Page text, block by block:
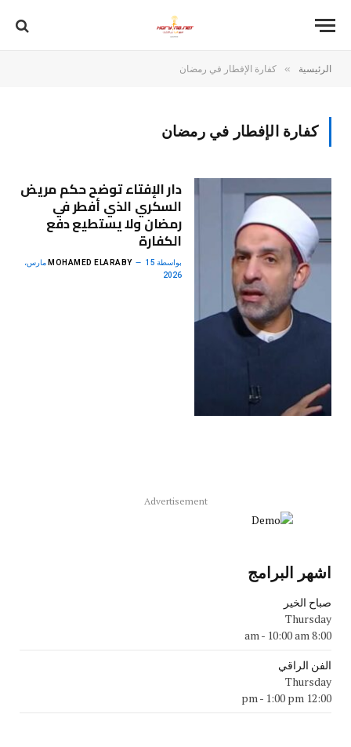
الرئيسية » كفارة الإفطار في رمضان
كفارة الإفطار في رمضان
دار الإفتاء توضح حكم مريض
السكري الذي أفطر في
رمضان ولا يستطيع دفع
الكفارة
بواسطة MOHAMED ELARABY 15 مارس،
2026
Advertisement
اشهر البرامج
صباح الخير
Thursday
8:00 am
- 10:00 am
الفن الراقي
Thursday
12:00 pm
- 1:00 pm